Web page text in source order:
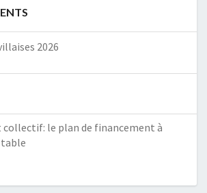
2026
collectif: le plan de financement à